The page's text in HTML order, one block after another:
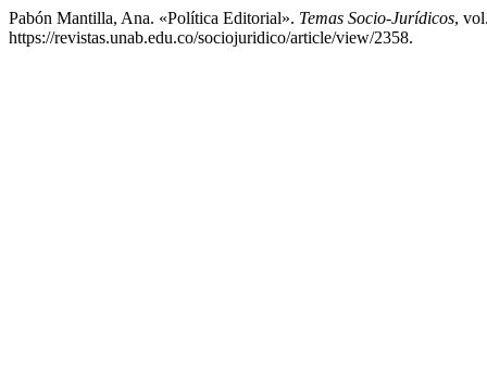
Pabón Mantilla, Ana. «Política Editorial». Temas Socio-Jurídicos,
https://revistas.unab.edu.co/sociojuridico/article/view/2358.